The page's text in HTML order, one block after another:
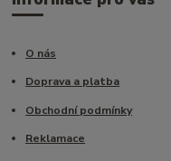
O nás
Doprava a platba
Obchodní podmínky
Reklamace